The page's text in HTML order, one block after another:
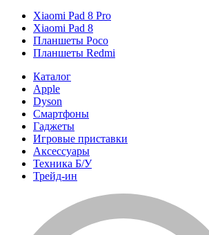
Xiaomi Pad 8 Pro
Xiaomi Pad 8
Планшеты Poco
Планшеты Redmi
Каталог
Apple
Dyson
Смартфоны
Гаджеты
Игровые приставки
Аксессуары
Техника Б/У
Трейд-ин